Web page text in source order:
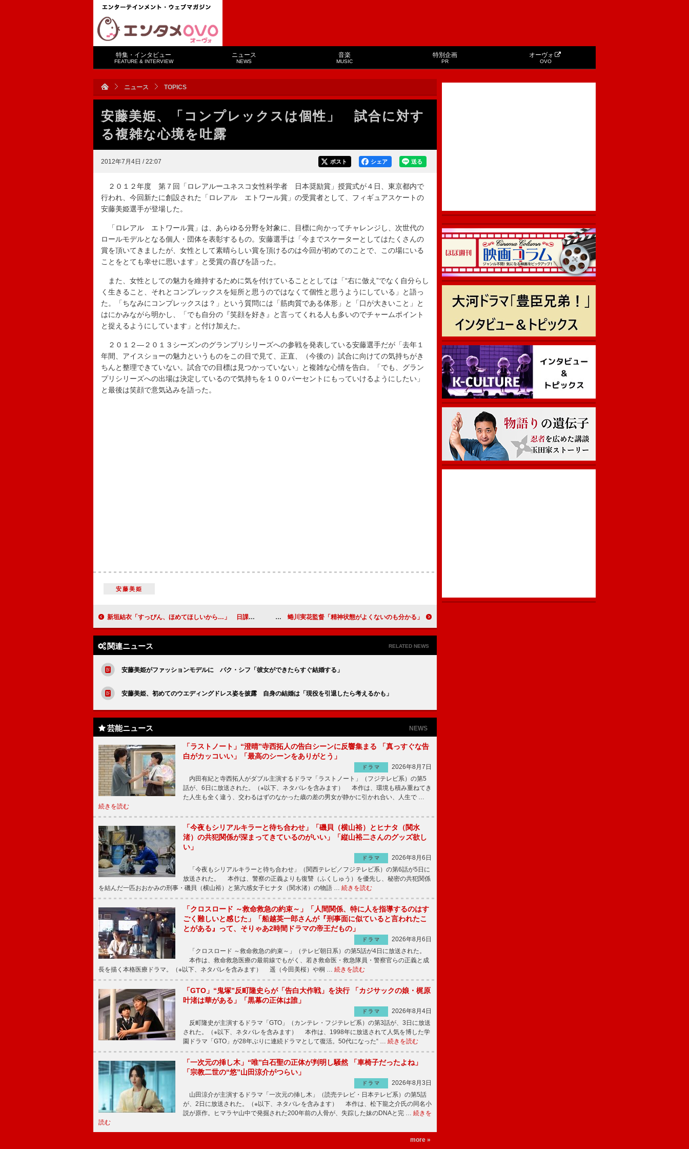
特集・インタビュー
FEATURE & INTERVIEW
ニュース
NEWS
音楽
MUSIC
特別企画
PR
オーヴォ
OVO
ニュース TOPICS
安藤美姫、「コンプレックスは個性」 試合に対す
る複雑な心境を吐露
2012年7月4日 / 22:07 送る
シェア
ポスト
２０１２年度 第７回「ロレアルーユネスコ女性科学者 日本奨励賞」授賞式が４日、東京都内で
行われ、今回新たに創設された「ロレアル エトワール賞」の受賞者として、フィギュアスケートの
安藤美姫選手が登場した。
「ロレアル エトワール賞」は、あらゆる分野を対象に、目標に向かってチャレンジし、次世代の
ロールモデルとなる個人・団体を表彰するもの。安藤選手は「今までスケーターとしてはたくさんの
賞を頂いてきましたが、女性として素晴らしい賞を頂けるのは今回が初めてのことで、この場にいる
ことをとても幸せに思います」と受賞の喜びを語った。
また、女性としての魅力を維持するために気を付けていることとしては「“右に倣え”でなく自分らし
く生きること、それとコンプレックスを短所と思うのではなくて個性と思うようにしている」と語っ
た。「ちなみにコンプレックスは？」という質問には「筋肉質である体形」と「口が大きいこと」と
はにかみながら明かし、「でも自分の『笑顔を好き』と言ってくれる人も多いのでチャームポイント
と捉えるようにしています」と付け加えた。
２０１２―２０１３シーズンのグランプリシリーズへの参戦を発表している安藤選手だが「去年１
年間、アイスショーの魅力というものをこの目で見て、正直、（今後の）試合に向けての気持ちがき
ちんと整理できていない。試合での目標は見つかっていない」と複雑な心情を告白。「でも、グラン
プリシリーズへの出場は決定しているので気持ちを１００パーセントにもっていけるようにしたい」
と最後は笑顔で意気込みを語った。
安藤美姫
新垣結衣「すっぴん、ほめてほしいから…」 日課はストレッチと体重計に乗ること 沢尻エリカ、７月１４日に完全復帰！？ 蜷川実花監督「精神状態がよくないのも分かる」
関連ニュース RELATED NEWS
安藤美姫がファッションモデルに パク・シフ「彼女ができたらすぐ結婚する」
安藤美姫、初めてのウエディングドレス姿を披露 自身の結婚は「現役を引退したら考えるかも」
芸能ニュース NEWS
「ラストノート」“澄晴”寺西拓人の告白シーンに反響集まる 「真っすぐな告
白がカッコいい」「最高のシーンをありがとう」
ドラマ
2026年8月7日
内田有紀と寺西拓人がダブル主演するドラマ「ラストノート」（フジテレビ系）の第5
話が、6日に放送された。（※以下、ネタバレを含みます） 本作は、環境も積み重ねてき
た人生も全く違う、交わるはずのなかった歳の差の男女が静かに引かれ合い、人生で …
続きを読む
「今夜もシリアルキラーと待ち合わせ」「磯貝（横山裕）とヒナタ（関水
渚）の共犯関係が深まってきているのがいい」「縦山裕二さんのグッズ欲し
い」
ドラマ
2026年8月6日
「今夜もシリアルキラーと待ち合わせ」（関西テレビ／フジテレビ系）の第6話が5日に
放送された。 本作は、警察の正義よりも復讐（ふくしゅう）を優先し、秘密の共犯関係
を結んだ一匹おおかみの刑事・磯貝（横山裕）と第六感女子ヒナタ（関水渚）の物語 … 続きを読む
「クロスロード ～救命救急の約束～」「人間関係、特に人を指導するのはす
ごく難しいと感じた」「船越英一郎さんが『刑事面に似ていると言われたこ
とがある』って、そりゃあ2時間ドラマの帝王だもの」
ドラマ
2026年8月6日
「クロスロード ～救命救急の約束～」（テレビ朝日系）の第5話が4日に放送された。
本作は、救命救急医療の最前線でもがく、若き救命医・救急隊員・警察官らの正義と成
長を描く本格医療ドラマ。（※以下、ネタバレを含みます） 遥（今田美桜）や桐 … 続きを読む
「GTO」“鬼塚”反町隆史らが「告白大作戦」を決行 「カジサックの娘・梶原
叶渚は華がある」「黒幕の正体は誰」
ドラマ
2026年8月4日
反町隆史が主演するドラマ「GTO」（カンテレ・フジテレビ系）の第3話が、3日に放送
された。（※以下、ネタバレを含みます） 本作は、1998年に放送されて人気を博した学
園ドラマ「GTO」が28年ぶりに連続ドラマとして復活。50代になった“ … 続きを読む
「一次元の挿し木」“唯”白石聖の正体が判明し騒然 「車椅子だったよね」
「宗教二世の“悠”山田涼介がつらい」
ドラマ
2026年8月3日
山田涼介が主演するドラマ「一次元の挿し木」（読売テレビ・日本テレビ系）の第5話
が、2日に放送された。（※以下、ネタバレを含みます） 本作は、松下龍之介氏の同名小
説が原作。ヒマラヤ山中で発掘された200年前の人骨が、失踪した妹のDNAと完 … 続きを
読む
more »